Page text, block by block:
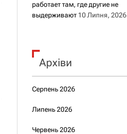
работает там, где другие не
выдерживают 10 Липня, 2026
Архіви
Серпень 2026
Липень 2026
Червень 2026